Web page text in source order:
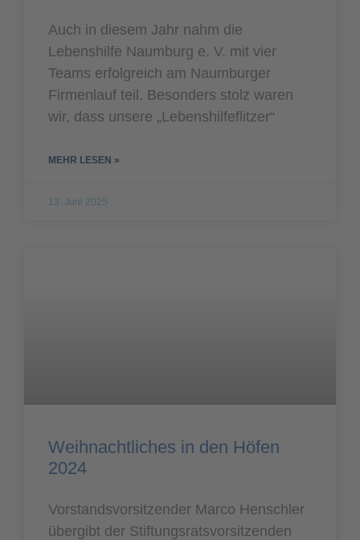
Auch in diesem Jahr nahm die
Lebenshilfe Naumburg e. V. mit vier
Teams erfolgreich am Naumburger
Firmenlauf teil. Besonders stolz waren
wir, dass unsere „Lebenshilfeflitzer“
MEHR LESEN »
13. Juni 2025
Weihnachtliches in den Höfen
2024
Vorstandsvorsitzender Marco Henschler
übergibt der Stiftungsratsvorsitzenden